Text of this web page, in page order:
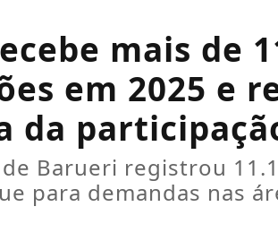
mais de
em 2025 e
da
Barueri registrou
para demandas nas